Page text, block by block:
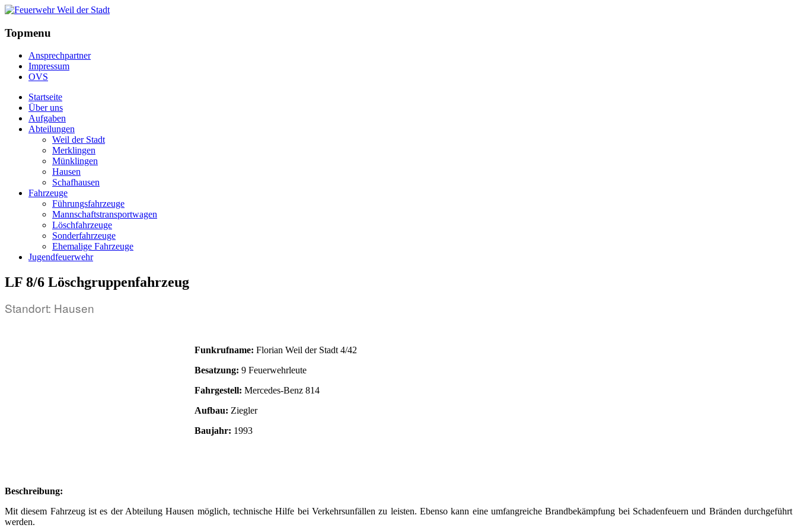
Topmenu
Ansprechpartner
Impressum
OVS
Startseite
Über uns
Aufgaben
Abteilungen
Weil der Stadt
Merklingen
Münklingen
Hausen
Schafhausen
Fahrzeuge
Führungsfahrzeuge
Mannschaftstransportwagen
Löschfahrzeuge
Sonderfahrzeuge
Ehemalige Fahrzeuge
Jugendfeuerwehr
LF 8/6 Löschgruppenfahrzeug
Standort: Hausen
Funkrufname: Florian Weil der Stadt 4/42
Besatzung: 9 Feuerwehrleute
Fahrgestell: Mercedes-Benz 814
Aufbau: Ziegler
Baujahr: 1993
Beschreibung:
Mit diesem Fahrzeug ist es der Abteilung Hausen möglich, technische Hilfe bei Verkehrsunfällen zu leisten. Ebenso kann eine umfangreiche Brandbekämpfung bei Schadenfeuern und Bränden durchgeführt
werden.